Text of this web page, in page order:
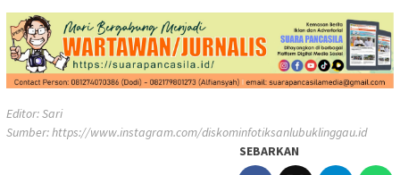
Editor: Sari
Sumber:https://www.instagram.com/diskominfotiksanlubuklinggau.id
SEBARKAN